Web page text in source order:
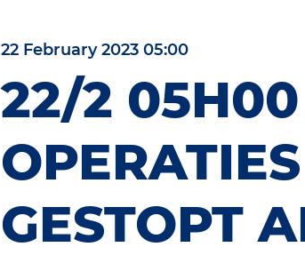
22 February 2023 05:00
22/2
OPERATIES
GESTOPT